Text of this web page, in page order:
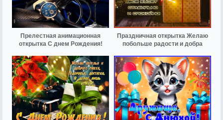
Прелестная анимационная
открытка С днем Рождения!
Праздничная открытка Желаю
побольше радости и добра